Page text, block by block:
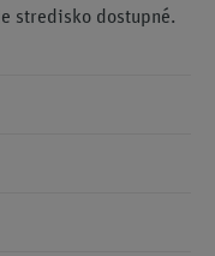
stredisko dostupné.